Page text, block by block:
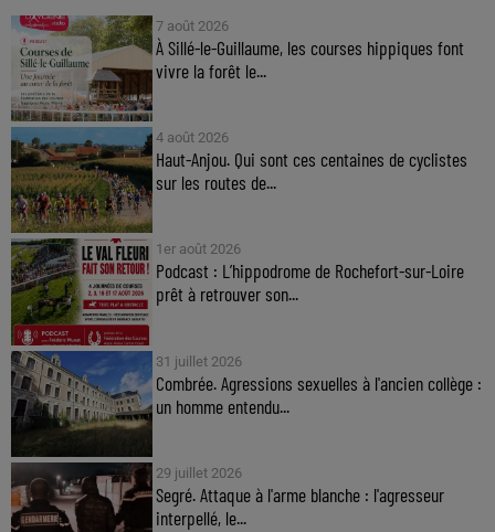
7 août 2026
À Sillé-le-Guillaume, les courses hippiques font
vivre la forêt le...
4 août 2026
Haut-Anjou. Qui sont ces centaines de cyclistes
sur les routes de...
1er août 2026
Podcast : L’hippodrome de Rochefort-sur-Loire
prêt à retrouver son...
31 juillet 2026
Combrée. Agressions sexuelles à l'ancien collège :
un homme entendu...
29 juillet 2026
Segré. Attaque à l'arme blanche : l'agresseur
interpellé, le...